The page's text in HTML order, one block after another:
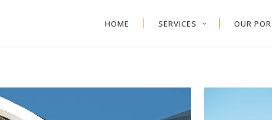
HOME SERVICES OUR